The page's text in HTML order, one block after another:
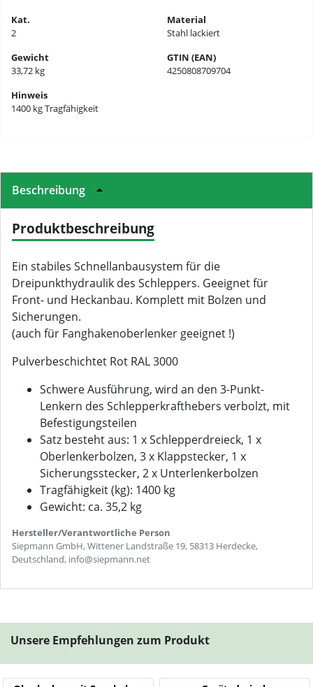
Kat.
2
Material
Stahl lackiert
Gewicht
33,72 kg
GTIN (EAN)
4250808709704
Hinweis
1400 kg Tragfähigkeit
Beschreibung
Produktbeschreibung
Ein stabiles Schnellanbausystem für die
Dreipunkthydraulik des Schleppers. Geeignet für
Front- und Heckanbau. Komplett mit Bolzen und
Sicherungen.
(auch für Fanghakenoberlenker geeignet !)
Pulverbeschichtet Rot RAL 3000
Schwere Ausführung, wird an den 3-Punkt-
Lenkern des Schlepperkrafthebers verbolzt, mit
Befestigungsteilen
Satz besteht aus: 1 x Schlepperdreieck, 1 x
Oberlenkerbolzen, 3 x Klappstecker, 1 x
Sicherungsstecker, 2 x Unterlenkerbolzen
Tragfähigkeit (kg): 1400 kg
Gewicht: ca. 35,2 kg
Hersteller/Verantwortliche Person
Siepmann GmbH, Wittener Landstraße 19, 58313 Herdecke,
Deutschland, info@siepmann.net
Unsere Empfehlungen zum Produkt